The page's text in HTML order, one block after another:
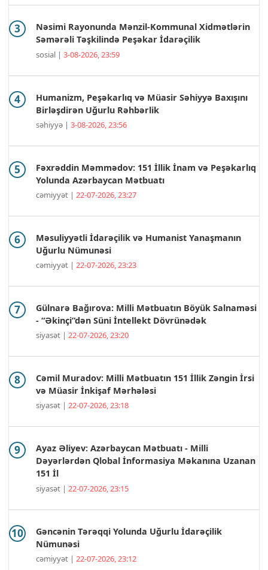
Nəsimi Rayonunda Mənzil-Kommunal Xidmətlərin
Səmərəli Təşkilində Peşəkar İdarəçilik
sosial | 3-08-2026, 23:59
Humanizm, Peşəkarlıq və Müasir Səhiyyə Baxışını
Birləşdirən Uğurlu Rəhbərlik
səhiyyə | 3-08-2026, 23:56
Fəxrəddin Məmmədov: 151 İllik İnam və Peşəkarlıq
Yolunda Azərbaycan Mətbuatı
cəmiyyət | 22-07-2026, 23:27
Məsuliyyətli İdarəçilik və Humanist Yanaşmanın
Uğurlu Nümunəsi
cəmiyyət | 22-07-2026, 23:23
Gülnarə Bağırova: Milli Mətbuatın Böyük Salnaməsi
- “Əkinçi”dən Süni İntellekt Dövrünədək
siyasət | 22-07-2026, 23:20
Cəmil Muradov: Milli Mətbuatın 151 İllik Zəngin İrsi
və Müasir İnkişaf Mərhələsi
siyasət | 22-07-2026, 23:18
Ayaz Əliyev: Azərbaycan Mətbuatı - Milli
Dəyərlərdən Qlobal İnformasiya Məkanına Uzanan
151 İl
siyasət | 22-07-2026, 23:15
Gəncənin Tərəqqi Yolunda Uğurlu İdarəçilik
Nümunəsi
cəmiyyət | 22-07-2026, 23:12